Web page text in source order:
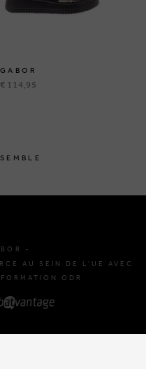
GABOR
€ 114,95
-
AU SEIN DE L'UE AVEC
ODR